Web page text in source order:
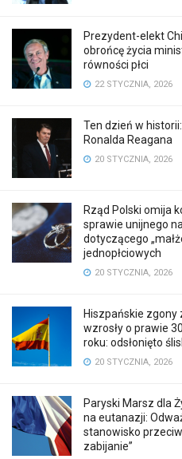
Prezydent-elekt
obrońcę życia
równości płci
22 STYCZNIA, 2026
Ten dzień w
Ronalda Reagana
20 STYCZNIA, 2026
Rząd Polski omija
sprawie unijnego
dotyczącego
jednopłciowych
20 STYCZNIA, 2026
Hiszpańskie zgony
wzrosły o prawie
roku: odsłonięto
20 STYCZNIA, 2026
Paryski Marsz dla
na eutanazji:
stanowisko
zabijanie”